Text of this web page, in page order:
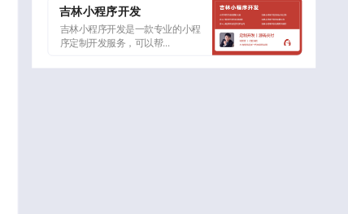
吉林小程序开发
吉林小程序开发是一款专业的小程
序定制开发服务，可以帮...